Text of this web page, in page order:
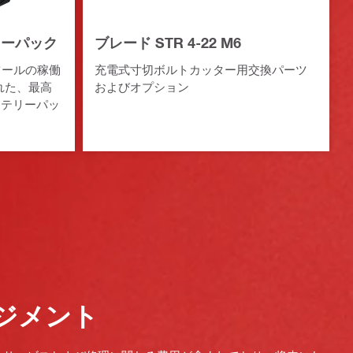
パック
ルの稼働
た、最高
リーパッ
ブレード STR 4-22 M6
充電式寸切ボルトカッター用交換パーツ
およびオプション
メント